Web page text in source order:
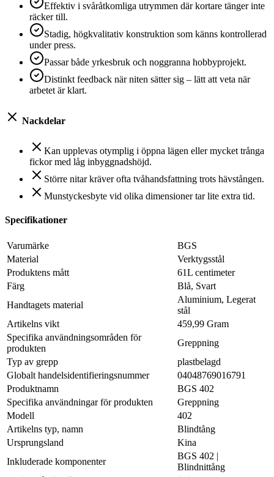
Effektiv i svåråtkomliga utrymmen där kortare tänger inte
räcker till.
Stadig, högkvalitativ konstruktion som känns kontrollerad
under press.
Passar både yrkesbruk och noggranna hobbyprojekt.
Distinkt feedback när niten sätter sig – lätt att veta när
arbetet är klart.
Nackdelar
Kan upplevas otymplig i öppna lägen eller mycket trånga
fickor med låg inbyggnadshöjd.
Större nitar kräver ofta tvåhandsfattning trots hävstången.
Munstyckesbyte vid olika dimensioner tar lite extra tid.
Specifikationer
Varumärke
BGS
Material
Verktygsstål
Produktens mått
61L centimeter
Färg
Blå, Svart
Handtagets material
Aluminium, Legerat
stål
Artikelns vikt
459,99 Gram
Specifika användningsområden för
produkten
Greppning
Typ av grepp
plastbelagd
Globalt handelsidentifieringsnummer
04048769016791
Produktnamn
BGS 402
Specifika användningar för produkten
Greppning
Modell
402
Artikelns typ, namn
Blindtång
Ursprungsland
Kina
Inkluderade komponenter
BGS 402 |
Blindnittång